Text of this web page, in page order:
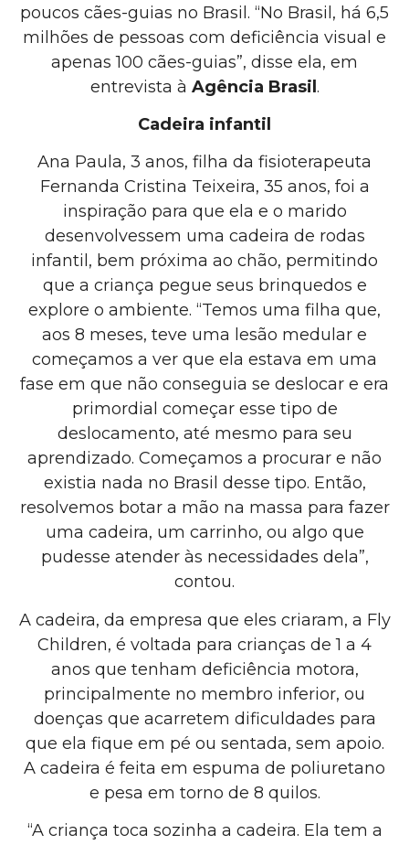
poucos cães-guias no Brasil. “No Brasil, há 6,5
milhões de pessoas com deficiência visual e
apenas 100 cães-guias”, disse ela, em
entrevista à Agência Brasil.
Cadeira infantil
Ana Paula, 3 anos, filha da fisioterapeuta
Fernanda Cristina Teixeira, 35 anos, foi a
inspiração para que ela e o marido
desenvolvessem uma cadeira de rodas
infantil, bem próxima ao chão, permitindo
que a criança pegue seus brinquedos e
explore o ambiente. “Temos uma filha que,
aos 8 meses, teve uma lesão medular e
começamos a ver que ela estava em uma
fase em que não conseguia se deslocar e era
primordial começar esse tipo de
deslocamento, até mesmo para seu
aprendizado. Começamos a procurar e não
existia nada no Brasil desse tipo. Então,
resolvemos botar a mão na massa para fazer
uma cadeira, um carrinho, ou algo que
pudesse atender às necessidades dela”,
contou.
A cadeira, da empresa que eles criaram, a Fly
Children, é voltada para crianças de 1 a 4
anos que tenham deficiência motora,
principalmente no membro inferior, ou
doenças que acarretem dificuldades para
que ela fique em pé ou sentada, sem apoio.
A cadeira é feita em espuma de poliuretano
e pesa em torno de 8 quilos.
“A criança toca sozinha a cadeira. Ela tem a